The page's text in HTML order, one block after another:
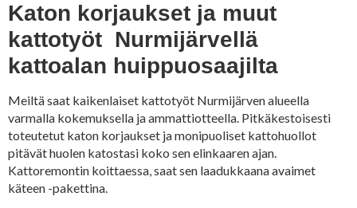
Katon korjaukset ja muut
kattotyöt Nurmijärvellä
kattoalan huippuosaajilta
Meiltä saat kaikenlaiset kattotyöt Nurmijärven alueella
varmalla kokemuksella ja ammattiotteella. Pitkäkestoisesti
toteutetut katon korjaukset ja monipuoliset kattohuollot
pitävät huolen katostasi koko sen elinkaaren ajan.
Kattoremontin koittaessa, saat sen laadukkaana avaimet
käteen -pakettina.